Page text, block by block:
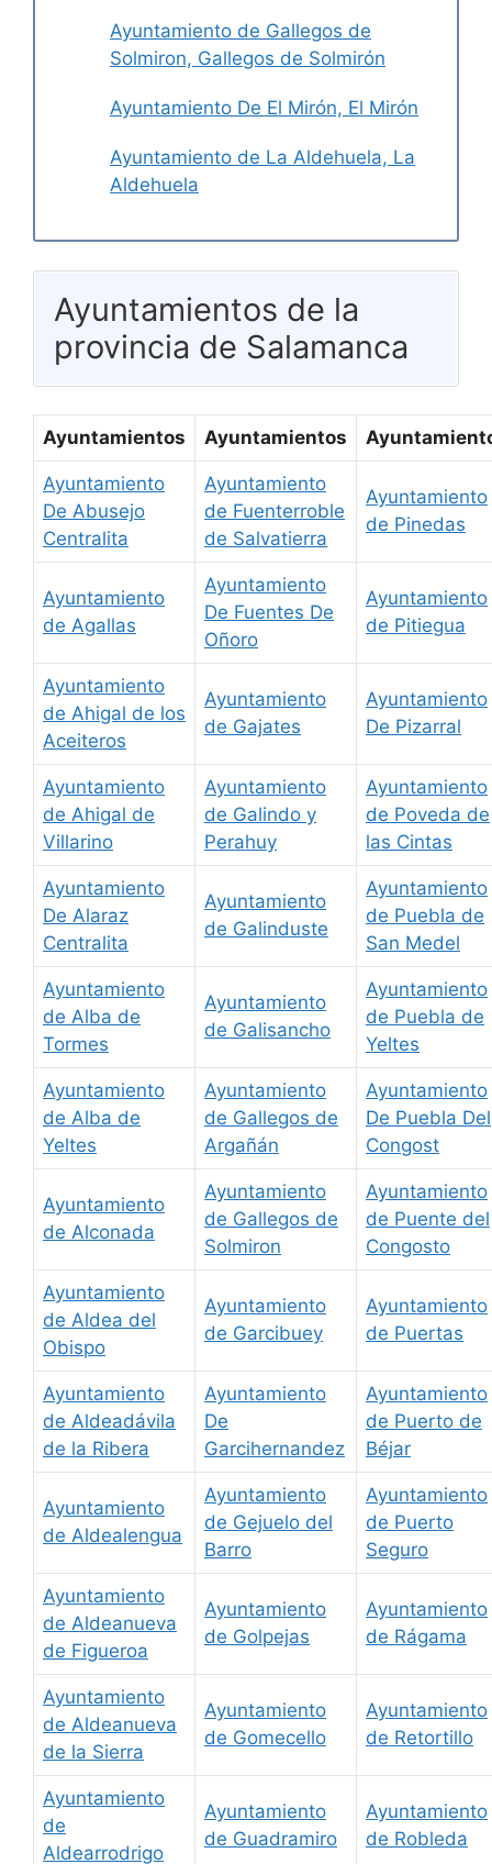
Ayuntamiento de Gallegos de
Solmiron, Gallegos de Solmirón
Ayuntamiento De El Mirón, El Mirón
Ayuntamiento de La Aldehuela, La
Aldehuela
Ayuntamientos de la
provincia de Salamanca
Ayuntamientos Ayuntamientos
Ayuntamiento
De Abusejo
Centralita
Ayuntamiento
de Fuenterroble
de Salvatierra
Ayuntamiento
de Pinedas
Ayuntamiento
de Agallas
Ayuntamiento
De Fuentes De
Oñoro
Ayuntamiento
de Pitiegua
Ayuntamiento
de Ahigal de los
Aceiteros
Ayuntamiento
de Gajates
Ayuntamiento
De Pizarral
Ayuntamiento
de Ahigal de
Villarino
Ayuntamiento
de Galindo y
Perahuy
Ayuntamiento
de Poveda de
las Cintas
Ayuntamiento
De Alaraz
Centralita
Ayuntamiento
de Galinduste
Ayuntamiento
de Puebla de
San Medel
Ayuntamiento
de Alba de
Tormes
Ayuntamiento
de Galisancho
Ayuntamiento
de Puebla de
Yeltes
Ayuntamiento
de Alba de
Yeltes
Ayuntamiento
de Gallegos de
Argañán
Ayuntamiento
De Puebla Del
Congost
Ayuntamiento
de Alconada
Ayuntamiento
de Gallegos de
Solmiron
Ayuntamiento
de Puente del
Congosto
Ayuntamiento
de Aldea del
Obispo
Ayuntamiento
de Garcibuey
Ayuntamiento
de Puertas
Ayuntamiento
de Aldeadávila
de la Ribera
Ayuntamiento
De
Garcihernandez
Ayuntamiento
de Puerto de
Béjar
Ayuntamiento
de Aldealengua
Ayuntamiento
de Gejuelo del
Barro
Ayuntamiento
de Puerto
Seguro
Ayuntamiento
de Aldeanueva
de Figueroa
Ayuntamiento
de Golpejas
Ayuntamiento
de Rágama
Ayuntamiento
de Aldeanueva
de la Sierra
Ayuntamiento
de Gomecello
Ayuntamiento
de Retortillo
Ayuntamiento
de
Aldearrodrigo
Ayuntamiento
de Guadramiro
Ayuntamiento
de Robleda